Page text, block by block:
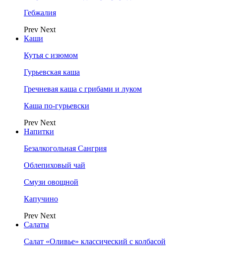
Гебжалия
Prev Next
Каши
Кутья с изюмом
Гурьевская каша
Гречневая каша с грибами и луком
Каша по-гурьевски
Prev Next
Напитки
Безалкогольная Сангрия
Облепиховый чай
Смузи овощной
Капучино
Prev Next
Салаты
Салат «Оливье» классический с колбасой